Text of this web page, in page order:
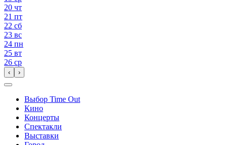
20 чт
21 пт
22 сб
23 вс
24 пн
25 вт
26 ср
‹ ›
Выбор Time Out
Кино
Концерты
Спектакли
Выставки